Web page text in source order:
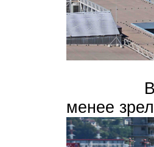
Вид со
менее